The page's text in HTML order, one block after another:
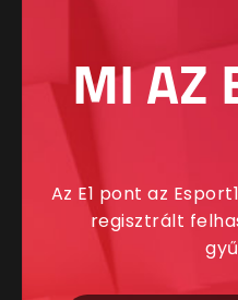
MI AZ
Az E1 pont az
regisztrált